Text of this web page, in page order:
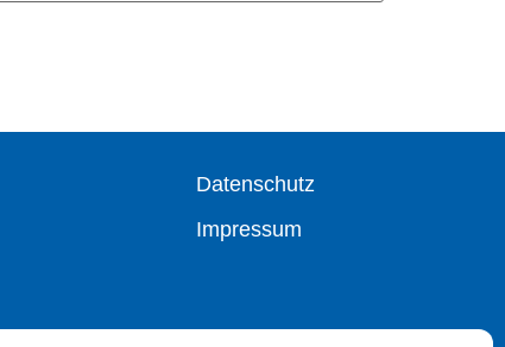
Datenschutz
Impressum